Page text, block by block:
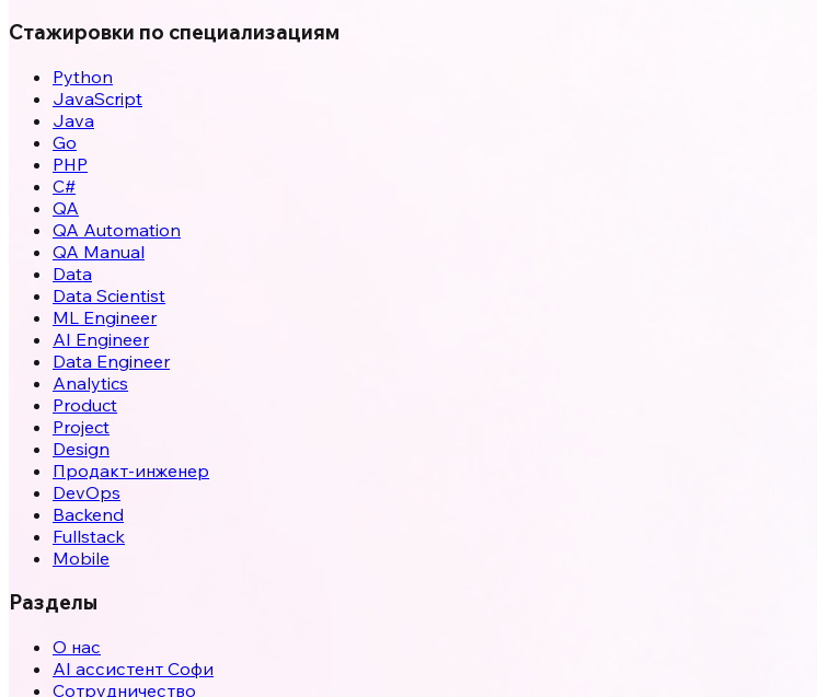
Стажировки по специализациям
Python
JavaScript
Java
Go
PHP
C#
QA
QA Automation
QA Manual
Data
Data Scientist
ML Engineer
AI Engineer
Data Engineer
Analytics
Product
Project
Design
Продакт-инженер
DevOps
Backend
Fullstack
Mobile
Разделы
О нас
AI ассистент Софи
Сотрудничество